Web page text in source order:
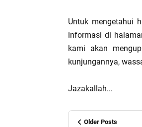
Untuk mengetahui
informasi di
kami akan
kunjungannya,
Jazakallah...
Older Posts